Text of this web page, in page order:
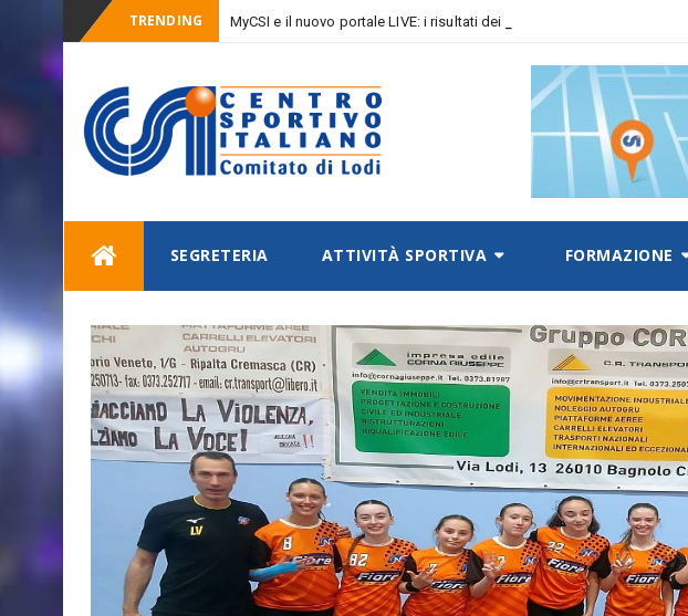
TRENDING MyCSI e il nuovo portale LIVE: i risultati dei campionati sempre
SEGRETERIA ATTIVITÀ SPORTIVA FORMAZIONE